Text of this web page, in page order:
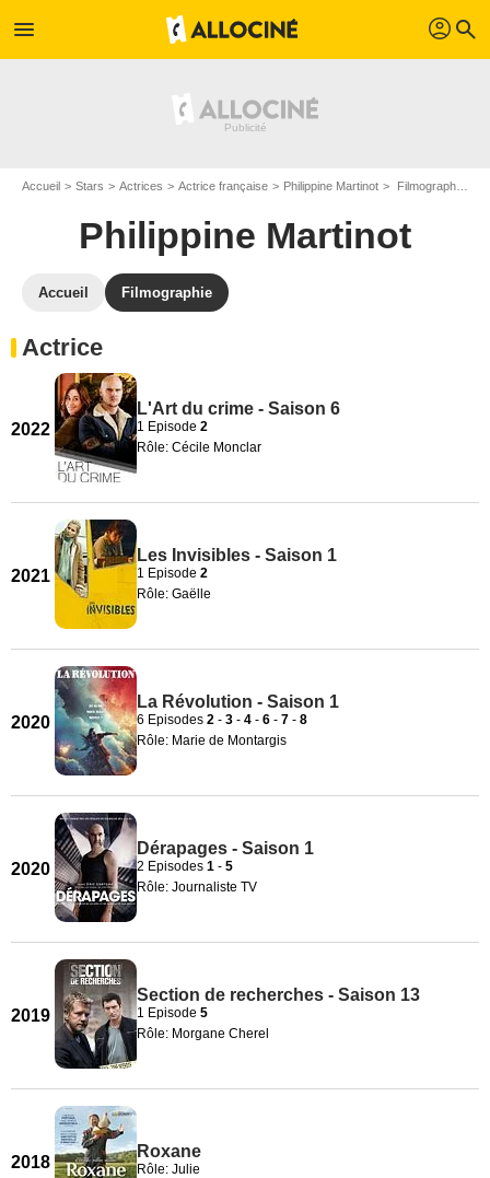
menu profil search
Accueil Stars Actrices Actrice française Philippine Martinot Filmographie Philippine Martinot
Philippine Martinot
Accueil Filmographie
Actrice
2022
L'Art du crime - Saison 6
1 Episode 2
Rôle: Cécile Monclar
2021
Les Invisibles - Saison 1
1 Episode 2
Rôle: Gaëlle
2020
La Révolution - Saison 1
6 Episodes 2 - 3 - 4 - 6 - 7 - 8
Rôle: Marie de Montargis
2020
Dérapages - Saison 1
2 Episodes 1 - 5
Rôle: Journaliste TV
2019
Section de recherches - Saison 13
1 Episode 5
Rôle: Morgane Cherel
2018
Roxane
Rôle: Julie